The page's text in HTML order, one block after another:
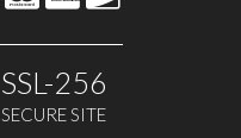
SSL-256
SECURE SITE